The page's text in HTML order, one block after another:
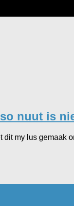
nuut is
my lus gemaak